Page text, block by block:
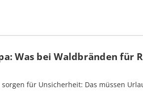
Was bei Waldbränden für
für Unsicherheit: Das müssen